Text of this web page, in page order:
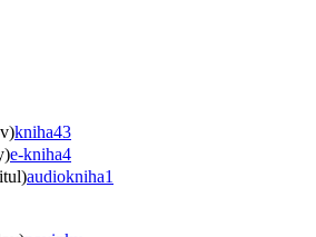
kniha43
e-kniha4
audiokniha1